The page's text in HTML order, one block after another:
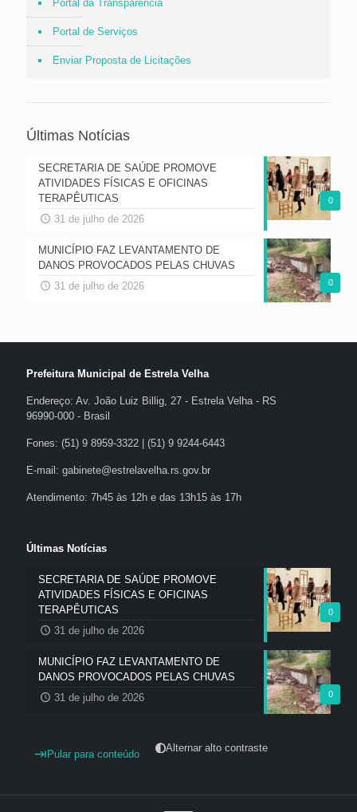
Portal da Transparência
Portal de Serviços
Enviar Proposta de Licitações
Últimas Notícias
0
SECRETARIA DE SAÚDE PROMOVE
ATIVIDADES FÍSICAS E OFICINAS
TERAPÊUTICAS
31 de julho de 2026
0
MUNICÍPIO FAZ LEVANTAMENTO DE
DANOS PROVOCADOS PELAS CHUVAS
31 de julho de 2026
Prefeitura Municipal de Estrela Velha
Endereço: Av. João Luiz Billig, 27 - Estrela Velha - RS
96990-000 - Brasil
Fones: (51) 9 8959-3322 | (51) 9 9244-6443
E-mail: gabinete@estrelavelha.rs.gov.br
Atendimento: 7h45 às 12h e das 13h15 às 17h
Últimas Notícias
0
SECRETARIA DE SAÚDE PROMOVE
ATIVIDADES FÍSICAS E OFICINAS
TERAPÊUTICAS
31 de julho de 2026
0
MUNICÍPIO FAZ LEVANTAMENTO DE
DANOS PROVOCADOS PELAS CHUVAS
31 de julho de 2026
Pular para conteúdo Alternar alto contraste